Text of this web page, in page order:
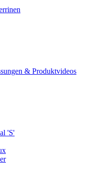
& Produktvideos
'S'